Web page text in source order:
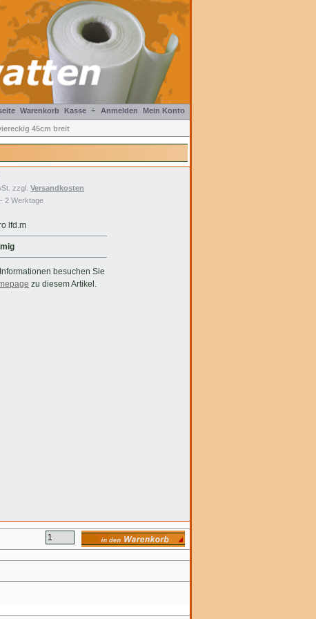
Warenkorb Kasse ÷ Anmelden Mein Konto
45cm breit
zzgl.Versandkosten
2 Werktage
lfd.m
besuchen Sie
zu diesem Artikel.